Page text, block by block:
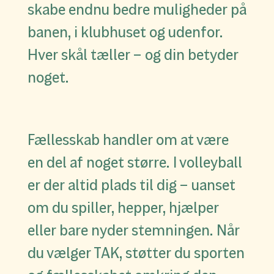
skabe endnu bedre muligheder på
banen, i klubhuset og udenfor.
Hver skål tæller – og din betyder
noget.
Fællesskab handler om at være
en del af noget større. I volleyball
er der altid plads til dig – uanset
om du spiller, hepper, hjælper
eller bare nyder stemningen. Når
du vælger TAK, støtter du sporten